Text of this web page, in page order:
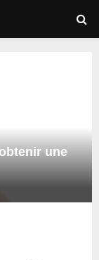
noire ?
une